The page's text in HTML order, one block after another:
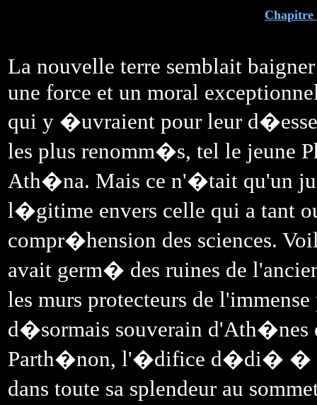
Chapitre
La nouvelle terre semblait
une force et un moral
qui y �uvraient pour leur
les plus renomm�s, tel le jeune
Ath�na. Mais ce n'�tait qu'un
l�gitime envers celle qui a tant
compr�hension des sciences.
avait germ� des ruines de
les murs protecteurs de
d�sormais souverain d'Ath�nes
Parth�non, l'�difice d�di� � la
dans toute sa splendeur au